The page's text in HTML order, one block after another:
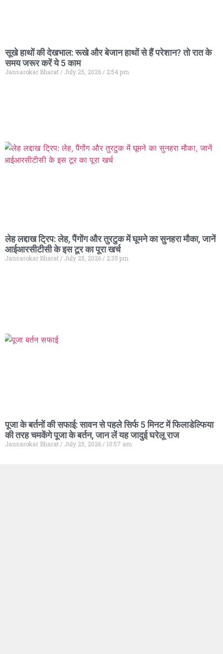
सूखे हाथों की देखभाल: रूखे और बेजान हाथों से हैं परेशान? तो रात के
समय जरूर करें ये 5 काम
Jansarokar Bharat July 25, 2026 2:54 pm
लेह लद्दाख ट्रिप: लेह, पैंगोंग और तुरटुक में घूमने का सुनहरा मौका, जानें
आईआरसीटीसी के इस टूर का पूरा खर्च
Jansarokar Bharat July 25, 2026 2:35 pm
पूजा के बर्तनों की सफाई: सावन से पहले सिर्फ 5 मिनट में फिलाडेल्फिया
की तरह चमकेंगे पूजा के बर्तन, जान लें यह जादुई घरेलू राज
Jansarokar Bharat July 25, 2026 10:57 am